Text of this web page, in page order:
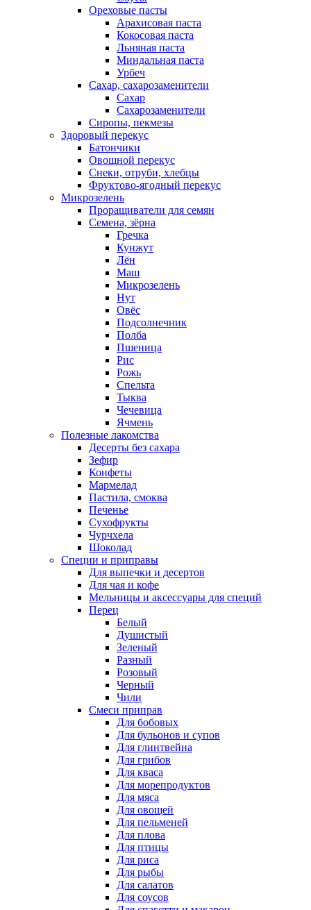
Ореховые пасты
Арахисовая паста
Кокосовая паста
Льняная паста
Миндальная паста
Урбеч
Сахар, сахарозаменители
Сахар
Сахарозаменители
Сиропы, пекмезы
Здоровый перекус
Батончики
Овощной перекус
Снеки, отруби, хлебцы
Фруктово-ягодный перекус
Микрозелень
Проращиватели для семян
Семена, зёрна
Гречка
Кунжут
Лён
Маш
Микрозелень
Нут
Овёс
Подсолнечник
Полба
Пшеница
Рис
Рожь
Спельта
Тыква
Чечевица
Ячмень
Полезные лакомства
Десерты без сахара
Зефир
Конфеты
Мармелад
Пастила, смоква
Печенье
Сухофрукты
Чурчхела
Шоколад
Специи и приправы
Для выпечки и десертов
Для чая и кофе
Мельницы и аксессуары для специй
Перец
Белый
Душистый
Зеленый
Разный
Розовый
Черный
Чили
Смеси приправ
Для бобовых
Для бульонов и супов
Для глинтвейна
Для грибов
Для кваса
Для морепродуктов
Для мяса
Для овощей
Для пельменей
Для плова
Для птицы
Для риса
Для рыбы
Для салатов
Для соусов